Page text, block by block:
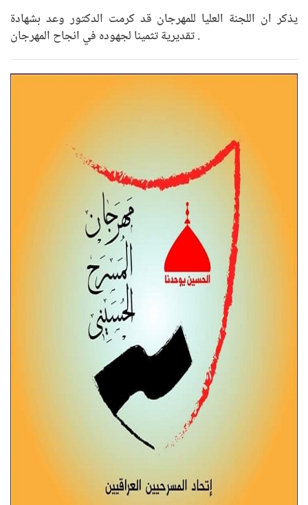
يذكر ان اللجنة العليا للمهرجان قد كرمت الدكتور وعد بشهادة
تقديرية تثمينا لجهوده في انجاح المهرجان .